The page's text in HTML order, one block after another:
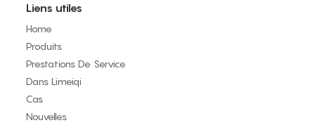
Liens utiles
Home
Produits
Prestations De Service
Dans Limeiqi
Cas
Nouvelles